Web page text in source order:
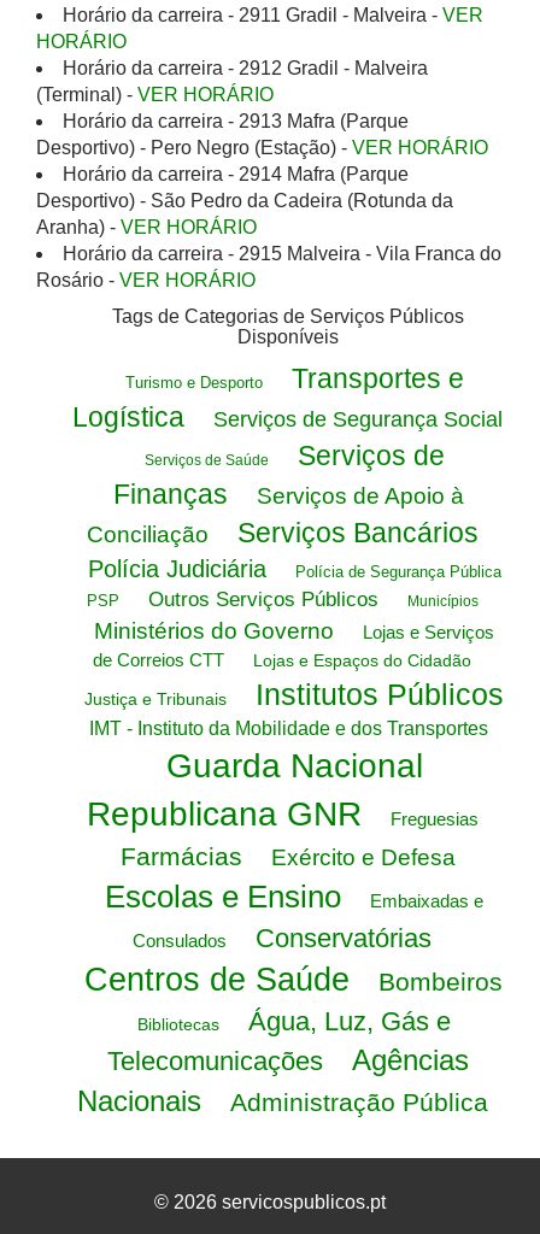
Horário da carreira - 2911 Gradil - Malveira - VER
HORÁRIO
Horário da carreira - 2912 Gradil - Malveira
(Terminal) - VER HORÁRIO
Horário da carreira - 2913 Mafra (Parque
Desportivo) - Pero Negro (Estação) - VER HORÁRIO
Horário da carreira - 2914 Mafra (Parque
Desportivo) - São Pedro da Cadeira (Rotunda da
Aranha) - VER HORÁRIO
Horário da carreira - 2915 Malveira - Vila Franca do
Rosário - VER HORÁRIO
Tags de Categorias de Serviços Públicos
Disponíveis
Turismo e Desporto
Transportes e
Logística
Serviços de Segurança Social
Serviços de Saúde
Serviços de
Finanças
Serviços de Apoio à
Conciliação
Serviços Bancários
Polícia Judiciária
Polícia de Segurança Pública
PSP
Outros Serviços Públicos Municípios
Ministérios do Governo
Lojas e Serviços
de Correios CTT
Lojas e Espaços do Cidadão
Justiça e Tribunais
Institutos Públicos
IMT - Instituto da Mobilidade e dos Transportes
Guarda Nacional
Republicana GNR
Freguesias
Farmácias Exército e Defesa
Escolas e Ensino
Embaixadas e
Consulados
Conservatórias
Centros de Saúde Bombeiros
Bibliotecas
Água, Luz, Gás e
Telecomunicações
Agências
Nacionais
Administração Pública
© 2026 servicospublicos.pt